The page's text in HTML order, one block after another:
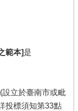
範本]是
立於臺南市或毗
投標須知第33點